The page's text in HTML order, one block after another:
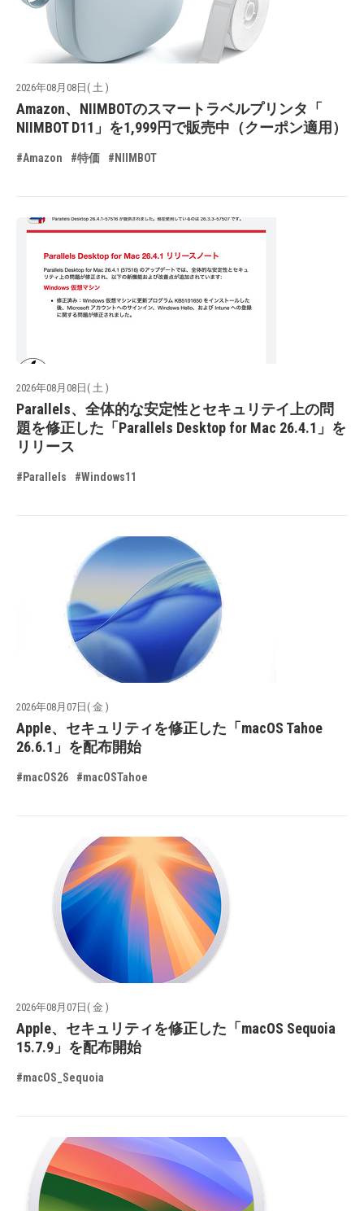
2026年08月08日( 土 )
Amazon、NIIMBOTのスマートラベルプリンタ「
NIIMBOT D11」を1,999円で販売中（クーポン適用）
#Amazon #特価 #NIIMBOT
2026年08月08日( 土 )
Parallels、全体的な安定性とセキュリテイ上の問
題を修正した「Parallels Desktop for Mac 26.4.1」を
リリース
#Parallels #Windows11
2026年08月07日( 金 )
Apple、セキュリティを修正した「macOS Tahoe
26.6.1」を配布開始
#macOS26 #macOSTahoe
2026年08月07日( 金 )
Apple、セキュリティを修正した「macOS Sequoia
15.7.9」を配布開始
#macOS_Sequoia